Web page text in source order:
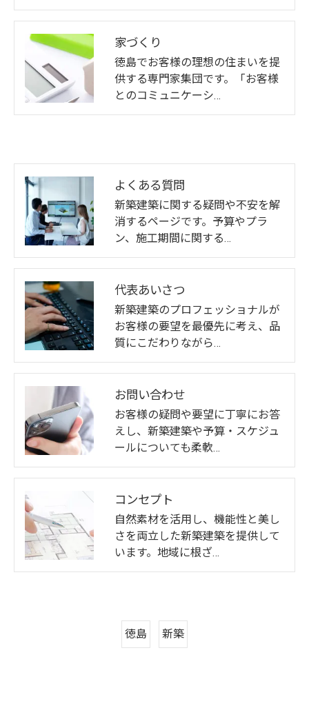
家づくり
徳島でお客様の理想の住まいを提
供する専門家集団です。「お客様
とのコミュニケーシ…
よくある質問
新築建築に関する疑問や不安を解
消するページです。予算やプラ
ン、施工期間に関する…
代表あいさつ
新築建築のプロフェッショナルが
お客様の要望を最優先に考え、品
質にこだわりながら…
お問い合わせ
お客様の疑問や要望に丁寧にお答
えし、新築建築や予算・スケジュ
ールについても柔軟…
コンセプト
自然素材を活用し、機能性と美し
さを両立した新築建築を提供して
います。地域に根ざ…
徳島 新築